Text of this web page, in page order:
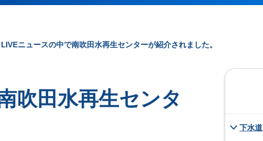
ニュースの中で南吹田水再生センターが紹介されました。
吹田水再生センタ
下水道